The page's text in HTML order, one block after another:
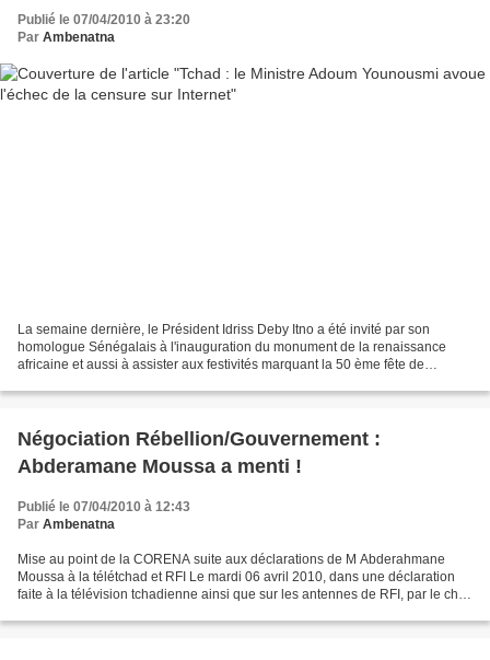
Publié le 07/04/2010 à 23:20
Par Ambenatna
La semaine dernière, le Président Idriss Deby Itno a été invité par son
homologue Sénégalais à l'inauguration du monument de la renaissance
africaine et aussi à assister aux festivités marquant la 50 ème fête de
Négociation Rébellion/Gouvernement :
Abderamane Moussa a menti !
Publié le 07/04/2010 à 12:43
Par Ambenatna
Mise au point de la CORENA suite aux déclarations de M Abderahmane
Moussa à la télétchad et RFI Le mardi 06 avril 2010, dans une déclaration
faite à la télévision tchadienne ainsi que sur les antennes de RFI, par le chef